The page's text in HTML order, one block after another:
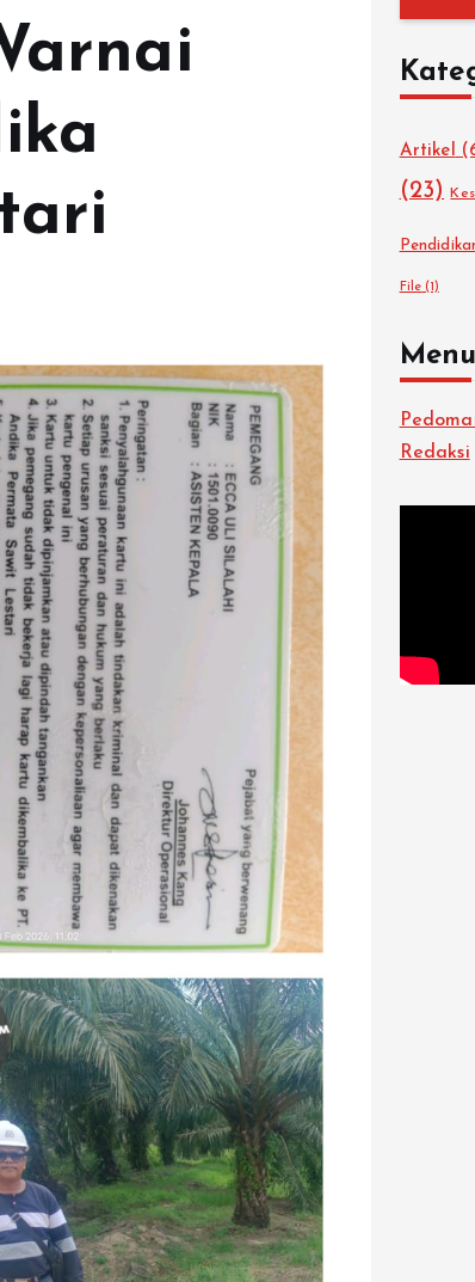
i
n
u
k
Artikel
(23)
File (1)
Menu
Redaksi